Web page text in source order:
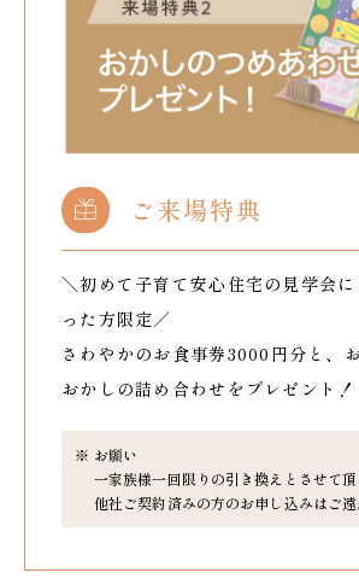
ご来場特典
＼初めて子育て安心住宅の見学会に
った方限定／
さわやかのお食事券3000円分と、
おかしの詰め合わせをプレゼント！
お願い
一家族様一回限りの引き換えとさせて頂
他社ご契約済みの方のお申し込みはご